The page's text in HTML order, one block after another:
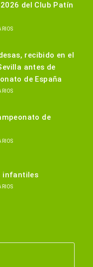
nueva del Club Patín
recibido en el
antes de
de España
de
infantiles